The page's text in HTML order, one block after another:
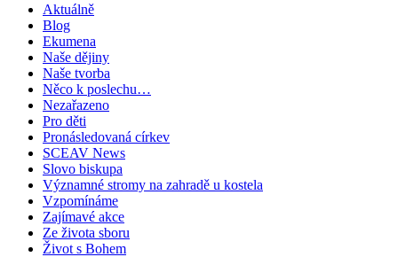
Aktuálně
Blog
Ekumena
Naše dějiny
Naše tvorba
Něco k poslechu…
Nezařazeno
Pro děti
Pronásledovaná církev
SCEAV News
Slovo biskupa
Významné stromy na zahradě u kostela
Vzpomínáme
Zajímavé akce
Ze života sboru
Život s Bohem